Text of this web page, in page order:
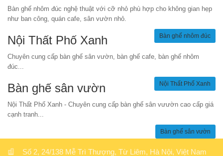
Bàn ghế nhôm đúc nghệ thuật với cỡ nhỏ phù hợp cho không gian hẹp
như ban công, quán cafe, sân vườn nhỏ.
Bàn ghế nhôm đúc
Nội Thất Phố Xanh
Chuyên cung cấp bàn ghế sân vườn, bàn ghế cafe, bàn ghế nhôm
đúc...
Nội Thất Phố Xanh
Bàn ghế sân vườn
Nội Thất Phố Xanh - Chuyên cung cấp bàn ghế sân vưườn cao cấp giá
cạnh tranh...
Bàn ghế sân vườn
Số 2, 24/138 Mễ Trì Thượng, Từ Liêm, Hà Nội, Việt Nam